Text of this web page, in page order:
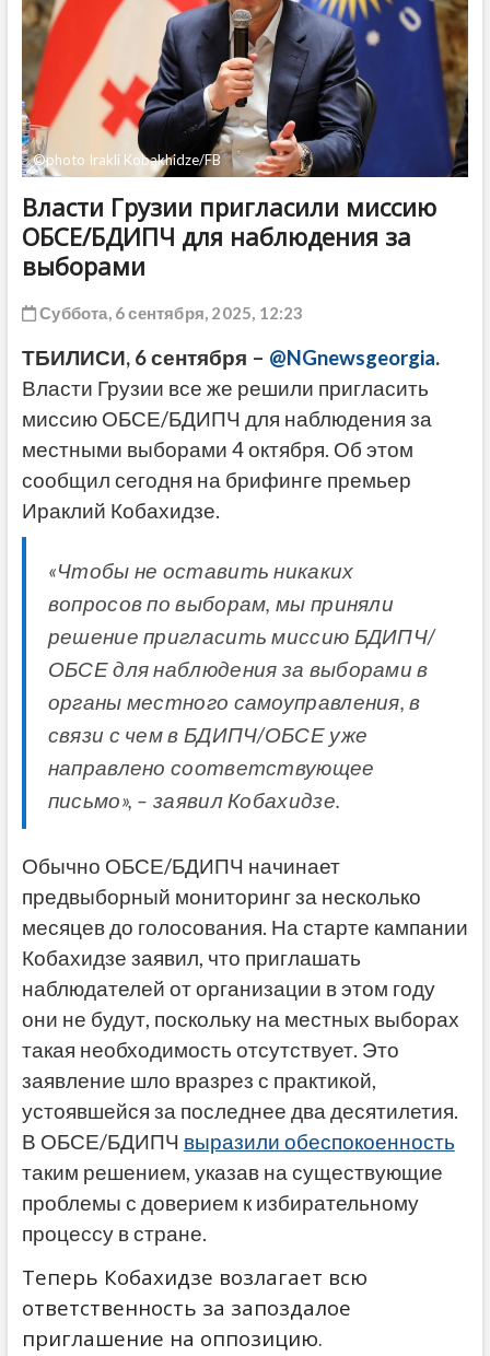
©photo Irakli Kobakhidze/FB
Власти Грузии пригласили миссию
ОБСЕ/БДИПЧ для наблюдения за
выборами
Суббота, 6 сентября, 2025, 12:23
ТБИЛИСИ, 6 сентября – @NGnewsgeorgia.
Власти Грузии все же решили пригласить
миссию ОБСЕ/БДИПЧ для наблюдения за
местными выборами 4 октября. Об этом
сообщил сегодня на брифинге премьер
Ираклий Кобахидзе.
«Чтобы не оставить никаких
вопросов по выборам, мы приняли
решение пригласить миссию БДИПЧ/
ОБСЕ для наблюдения за выборами в
органы местного самоуправления, в
связи с чем в БДИПЧ/ОБСЕ уже
направлено соответствующее
письмо», – заявил Кобахидзе.
Обычно ОБСЕ/БДИПЧ начинает
предвыборный мониторинг за несколько
месяцев до голосования. На старте кампании
Кобахидзе заявил, что приглашать
наблюдателей от организации в этом году
они не будут, поскольку на местных выборах
такая необходимость отсутствует. Это
заявление шло вразрез с практикой,
устоявшейся за последнее два десятилетия.
В ОБСЕ/БДИПЧ выразили обеспокоенность
таким решением, указав на существующие
проблемы с доверием к избирательному
процессу в стране.
Теперь Кобахидзе возлагает всю
ответственность за запоздалое
приглашение на оппозицию.